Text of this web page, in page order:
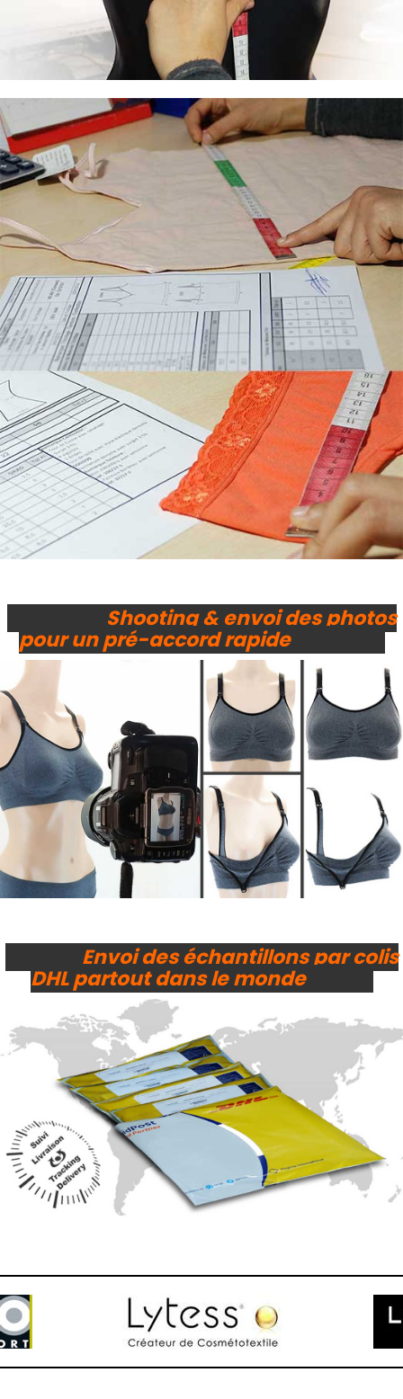
Shooting & envoi des photos
pour un pré-accord rapide
Envoi des échantillons par colis
DHL partout dans le monde